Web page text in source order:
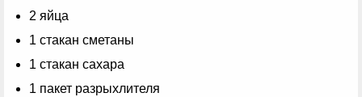
2 яйца
1 стакан сметаны
1 стакан сахара
1 пакет разрыхлителя